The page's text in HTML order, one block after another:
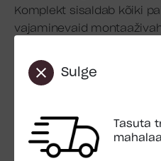
Sulge
Tasuta
Komplekt sisaldab kõiki
vajaminevaid
Pindala: 4.5 m2
Mõõdud: 460 x 170 cm
Seina kõrgus: 188 cm